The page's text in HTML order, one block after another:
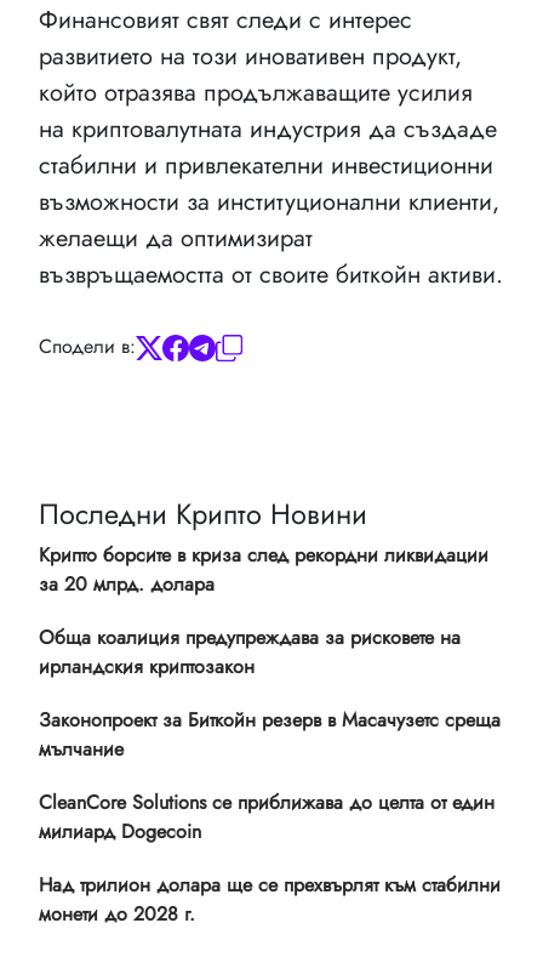
Финансовият свят следи с интерес
развитието на този иновативен продукт,
който отразява продължаващите усилия
на криптовалутната индустрия да създаде
стабилни и привлекателни инвестиционни
възможности за институционални клиенти,
желаещи да оптимизират
възвръщаемостта от своите биткойн активи.
Сподели в:
Последни Крипто Новини
Крипто борсите в криза след рекордни ликвидации
за 20 млрд. долара
Обща коалиция предупреждава за рисковете на
ирландския криптозакон
Законопроект за Биткойн резерв в Масачузетс среща
мълчание
CleanCore Solutions се приближава до целта от един
милиард Dogecoin
Над трилион долара ще се прехвърлят към стабилни
монети до 2028 г.